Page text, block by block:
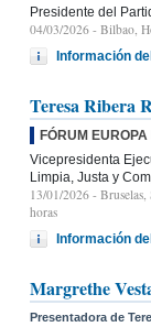
Presidente del
04/03/2026 - Bilbao,
Información
Teresa Ribera
FÓRUM
Vicepresidenta
Limpia, Justa y
13/01/2026 -
horas
Información
Margrethe
Presentadora de